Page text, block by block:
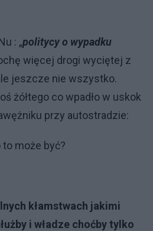
: „politycy o wypadku
więcej drogi wyciętej z
jeszcze nie wszystko.
żółtego co wpadło w uskok
przy autostradzie:
może być?
kłamstwach jakimi
i władze choćby tylko